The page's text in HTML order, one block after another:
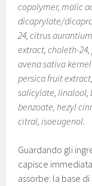
copolymer, malic
dicaprylate/
24, citrus
extract, choleth-
avena sativa
persica fruit
salicylate, linalool,
benzoate, hezyl
citral, isoeugenol.
Guardando gli
capisce
assorbe: la base